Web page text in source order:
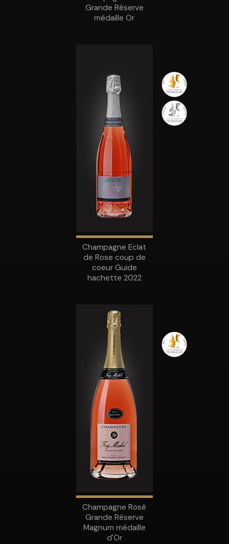
Grande Réserve
médaille Or
Champagne Eclat
de Rose coup de
coeur Guide
hachette 2022
Champagne Rosé
Grande Réserve
Magnum médaille
d'Or